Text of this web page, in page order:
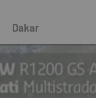
Dakar